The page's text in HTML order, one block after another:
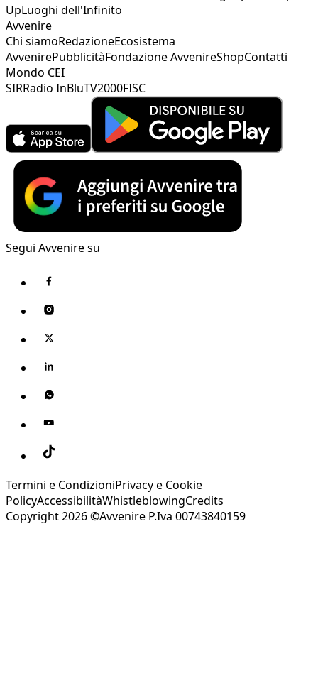
UpLuoghi dell'Infinito
Avvenire
Chi siamoRedazioneEcosistema
AvvenirePubblicitàFondazione AvvenireShopContatti
Mondo CEI
SIRRadio InBluTV2000FISC
Segui Avvenire su
Termini e CondizioniPrivacy e Cookie
PolicyAccessibilitàWhistleblowingCredits
Copyright 2026 ©Avvenire P.Iva 00743840159